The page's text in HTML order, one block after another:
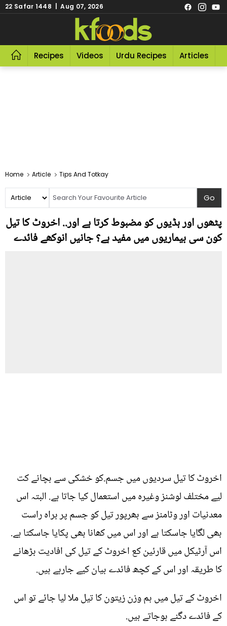
22 Safar 1448 | Aug 07, 2026
Recipes Videos Urdu Recipes Articles
Home Article Tips And Totkay
پٹھوں اور ہڈیوں کو مضبوط کرتا ہے اور.. اخروٹ کا تیل
کون سی بیماریوں میں مفید ہے؟ جانیں انوکھے فائدے
اخروٹ کا تیل سردیوں میں جسم.کو خشکی سے بچانے کت
لیے مختلف لوشنز وغیرہ میں استعمال کیا جاتا ہے. البتہ اس
معدنیات اور وٹامنز سے بھرپور تیل کو جسم پر براہ راست
بھی لگایا جاسکتا ہے اور اس میں کھانا بھی پکایا جاسکتا ہے.
اس آرٹیکل میں قارئین کع اخروٹ کے تیل کی افادیت بڑھانے
کا طریقہ اور اس کے کچھ فائدے بیان کیے جارہے ہیں.
اخروٹ کے تیل میں ہم وزن زیتون کا تیل ملا لیا جائے تو اس
کے فائدے دگنے ہوجاتے ہیں.